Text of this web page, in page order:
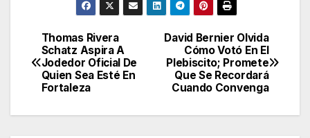
Navegación
de
David Bernier Olvida
Cómo Votó En El
Plebiscito; Promete
Que Se Recordará
Cuando Convenga
Thomas Rivera
Schatz Aspira A
Jodedor Oficial De
Quien Sea Esté En
Fortaleza